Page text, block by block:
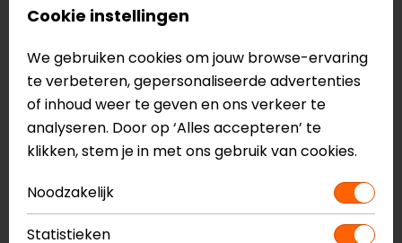
Shoei
CJ-3 J.O Vizier
79,0074,99
HJC
HJ-31 I70 Vizier
69,95 65,99
-5%
Cookie instellingen
We gebruiken cookies om jouw browse-ervaring
te verbeteren, gepersonaliseerde advertenties
of inhoud weer te geven en ons verkeer te
analyseren. Door op ‘Alles accepteren’ te
klikken, stem je in met ons gebruik van cookies.
Noodzakelijk
Statistieken